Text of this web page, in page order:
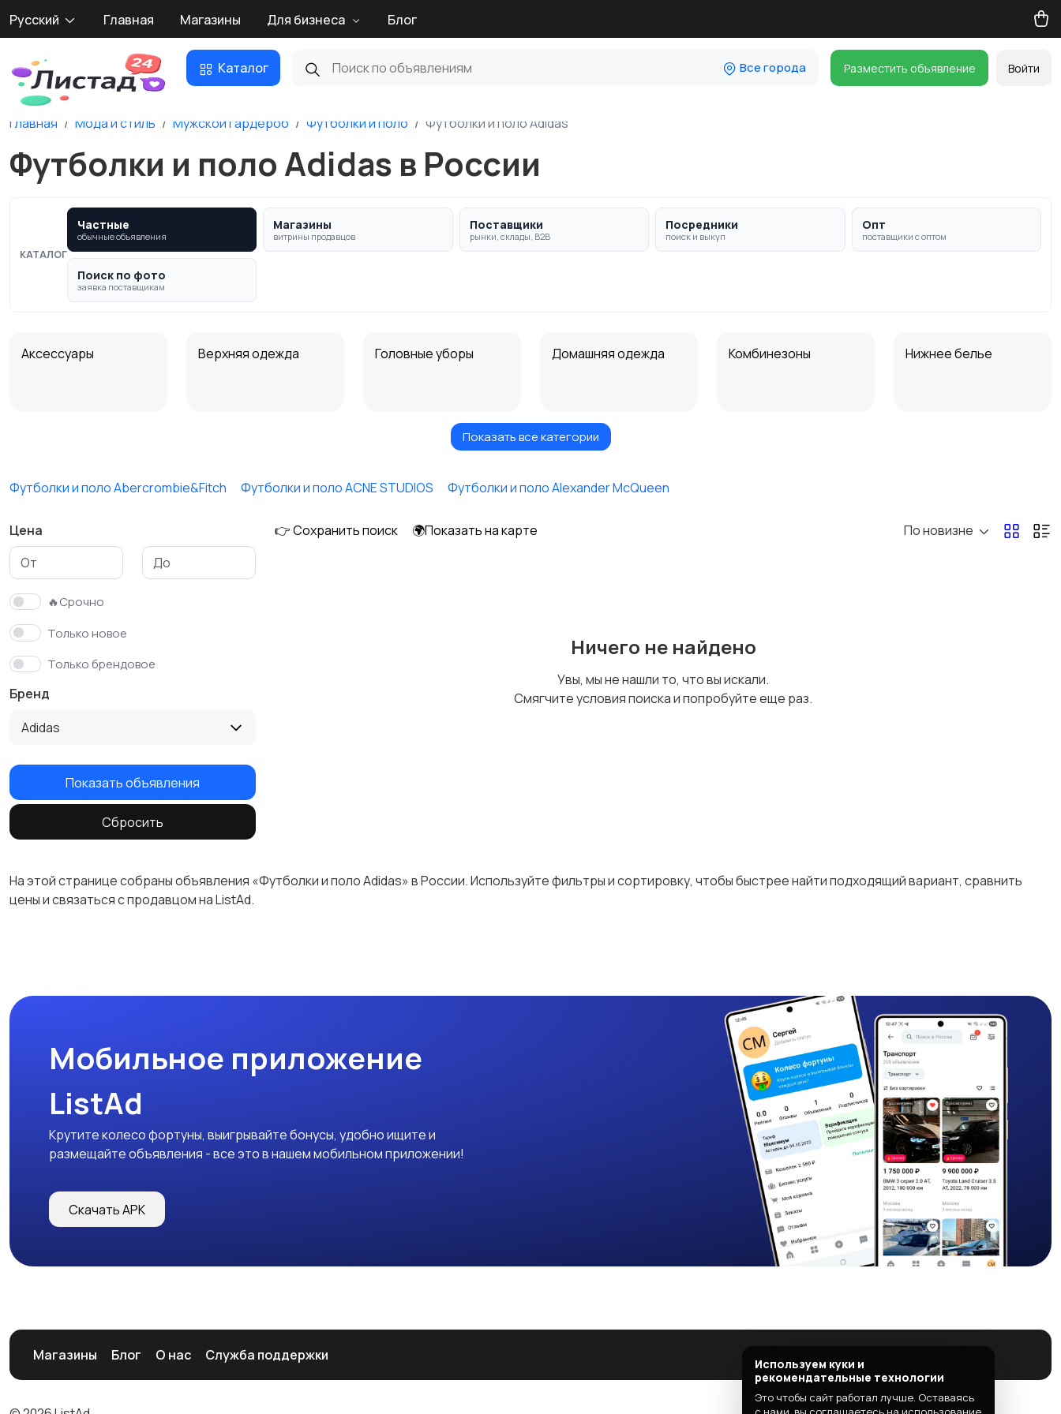
Русский Главная Магазины Для бизнеса Блог
Каталог Все города Разместить объявление Войти
Главная Мода и стиль Мужской гардероб Футболки и поло Футболки и поло Adidas
Футболки и поло Adidas в России
КАТАЛОГ
Частные
обычные объявления
Магазины
витрины продавцов
Поставщики
рынки, склады, B2B
Посредники
поиск и выкуп
Опт
поставщики с оптом
Поиск по фото
заявка поставщикам
Аксессуары Верхняя одежда Головные уборы Домашняя одежда Комбинезоны Нижнее белье
Свитеры и толстовки
Футболки и поло Штаны и шорты Другое
Показать все категории
Футболки и поло Abercrombie&Fitch Футболки и поло ACNE STUDIOS Футболки и поло Alexander McQueen
Цена
🔥Срочно
Только новое
Только брендовое
Бренд
Adidas
Показать объявления
Сбросить
👉 Сохранить поиск 🌍Показать на карте По новизне
Ничего не найдено
Увы, мы не нашли то, что вы искали.
Смягчите условия поиска и попробуйте еще раз.
На этой странице собраны объявления «Футболки и поло Adidas» в России. Используйте фильтры и сортировку, чтобы быстрее найти подходящий вариант, сравнить
цены и связаться с продавцом на ListAd.
Мобильное приложение
ListAd
Крутите колесо фортуны, выигрывайте бонусы, удобно ищите и
размещайте объявления - все это в нашем мобильном приложении!
Скачать APK
Магазины Блог О нас Служба поддержки
Используем куки и
рекомендательные технологии
Это чтобы сайт работал лучше. Оставаясь